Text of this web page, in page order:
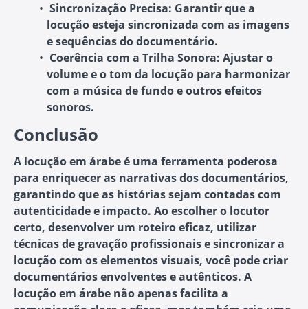
Sincronização Precisa: Garantir que a
locução esteja sincronizada com as imagens
e sequências do documentário.
Coerência com a Trilha Sonora: Ajustar o
volume e o tom da locução para harmonizar
com a música de fundo e outros efeitos
sonoros.
Conclusão
A locução em árabe é uma ferramenta poderosa
para enriquecer as narrativas dos documentários,
garantindo que as histórias sejam contadas com
autenticidade e impacto. Ao escolher o locutor
certo, desenvolver um roteiro eficaz, utilizar
técnicas de gravação profissionais e sincronizar a
locução com os elementos visuais, você pode criar
documentários envolventes e autênticos. A
locução em árabe não apenas facilita a